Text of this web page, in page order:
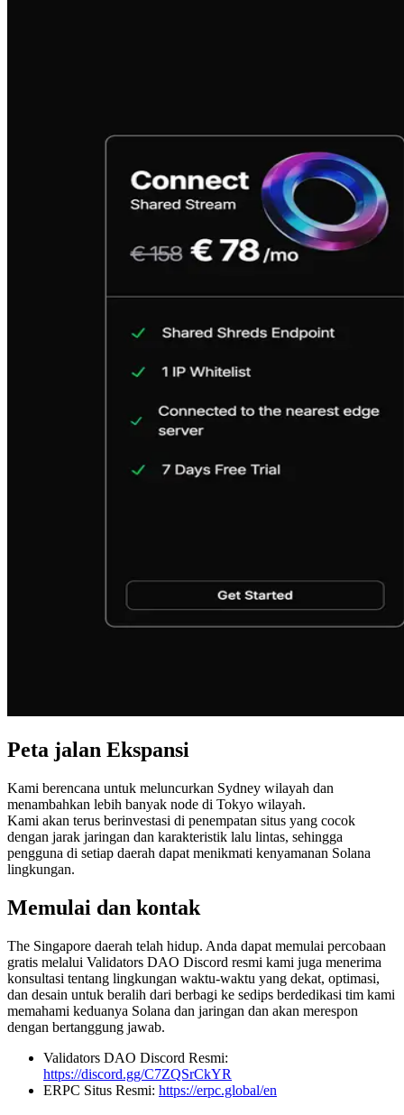
Peta jalan Ekspansi
Kami berencana untuk meluncurkan Sydney wilayah dan
menambahkan lebih banyak node di Tokyo wilayah.
Kami akan terus berinvestasi di penempatan situs yang cocok
dengan jarak jaringan dan karakteristik lalu lintas, sehingga
pengguna di setiap daerah dapat menikmati kenyamanan Solana
lingkungan.
Memulai dan kontak
The Singapore daerah telah hidup. Anda dapat memulai percobaan
gratis melalui Validators DAO Discord resmi kami juga menerima
konsultasi tentang lingkungan waktu-waktu yang dekat, optimasi,
dan desain untuk beralih dari berbagi ke sedips berdedikasi tim kami
memahami keduanya Solana dan jaringan dan akan merespon
dengan bertanggung jawab.
Validators DAO Discord Resmi:
https://discord.gg/C7ZQSrCkYR
ERPC Situs Resmi: https://erpc.global/en